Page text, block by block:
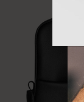
バッグ
サブカテゴリ
ピン
サブカテゴ